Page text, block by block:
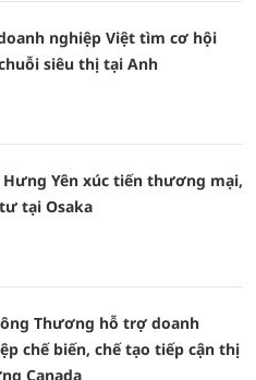
nghiệp Việt tìm cơ hội
siêu thị tại Anh
Hưng Yên xúc tiến thương mại,
tại Osaka
Thương hỗ trợ doanh
chế biến, chế tạo tiếp cận thị
Canada